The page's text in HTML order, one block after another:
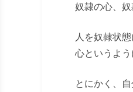
奴隷の心、
人を奴隷状
心というよう
とにかく、